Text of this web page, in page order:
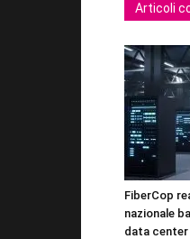
Articoli
FiberCop
nazionale
data center